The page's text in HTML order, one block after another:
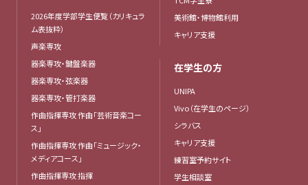
2026年度学部学生便覧（カリキュラ
ム表抜粋）
声楽専攻
器楽専攻・鍵盤楽器
器楽専攻・弦楽器
器楽専攻・管打楽器
作曲指揮専攻 作曲「芸術音楽コー
ス」
作曲指揮専攻 作曲「ミュージック・
メディアコース」
作曲指揮専攻 指揮
美術館・博物館利用
キャリア支援
在学生の方
UNIPA
Vivo（在学生のページ）
シラバス
キャリア支援
練習室予約サイト
学生相談室